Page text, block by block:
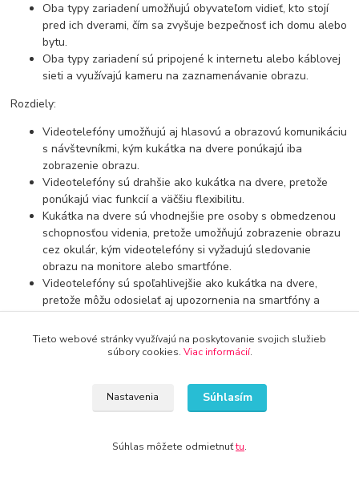
Oba typy zariadení umožňujú obyvateľom vidieť, kto stojí
pred ich dverami, čím sa zvyšuje bezpečnosť ich domu alebo
bytu.
Oba typy zariadení sú pripojené k internetu alebo káblovej
sieti a využívajú kameru na zaznamenávanie obrazu.
Rozdiely:
Videotelefóny umožňujú aj hlasovú a obrazovú komunikáciu
s návštevníkmi, kým kukátka na dvere ponúkajú iba
zobrazenie obrazu.
Videotelefóny sú drahšie ako kukátka na dvere, pretože
ponúkajú viac funkcií a väčšiu flexibilitu.
Kukátka na dvere sú vhodnejšie pre osoby s obmedzenou
schopnosťou videnia, pretože umožňujú zobrazenie obrazu
cez okulár, kým videotelefóny si vyžadujú sledovanie
obrazu na monitore alebo smartfóne.
Videotelefóny sú spoľahlivejšie ako kukátka na dvere,
pretože môžu odosielať aj upozornenia na smartfóny a
monitorovanie návštevníkov aj vtedy, keď nie sme doma.
Keď sa rozhodujeme, ktoré zariadenie si kúpiť, je dôležité zvážiť
svoje požiadavky a potreby. Ak sa obávame bezpečnosti svojho
preferujeme jednoduchší a lacnejší prístroj, kukátko na dvere
bude určite lepšou voľbou.
Tieto webové stránky využívajú na poskytovanie svojich služieb
súbory cookies. Viac informácií.
Nastavenia Súhlasím
Súhlas môžete odmietnuťtu.